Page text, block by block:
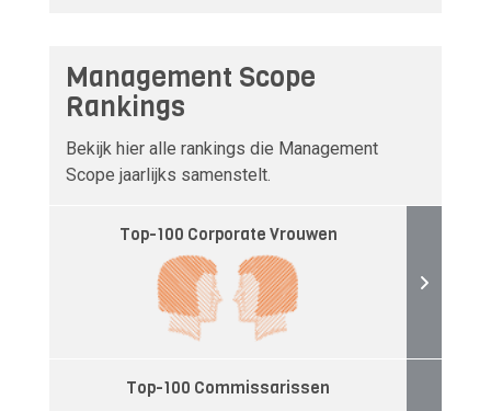
Management Scope
Rankings
Bekijk hier alle rankings die Management
Scope jaarlijks samenstelt.
Top-100 Corporate Vrouwen
Top-100 Commissarissen